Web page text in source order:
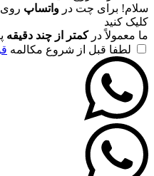
سلام! برای چت در واتساپ روی
کلیک کنید
ما معمولاً درکمتر از چند دقیقه
لطفا قبل از شروع مکالمه